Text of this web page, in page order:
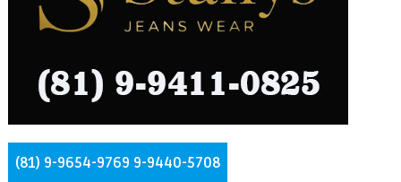
(81) 9-9654-9769 9-9440-5708